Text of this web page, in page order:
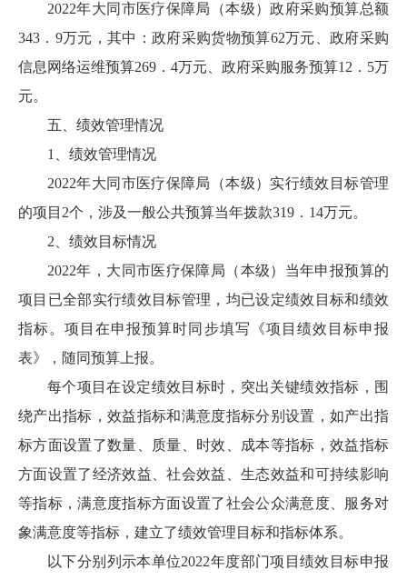
2022年大同市医疗保障局（本级）政府采购预算总额
343．9万元，其中：政府采购货物预算62万元、政府采购
信息网络运维预算269．4万元、政府采购服务预算12．5万
元。
五、绩效管理情况
1、绩效管理情况
2022年大同市医疗保障局（本级）实行绩效目标管理
的项目2个，涉及一般公共预算当年拨款319．14万元。
2、绩效目标情况
2022年，大同市医疗保障局（本级）当年申报预算的
项目已全部实行绩效目标管理，均已设定绩效目标和绩效
指标。项目在申报预算时同步填写《项目绩效目标申报
表》，随同预算上报。
每个项目在设定绩效目标时，突出关键绩效指标，围
绕产出指标，效益指标和满意度指标分别设置，如产出指
标方面设置了数量、质量、时效、成本等指标，效益指标
方面设置了经济效益、社会效益、生态效益和可持续影响
等指标，满意度指标方面设置了社会公众满意度、服务对
象满意度等指标，建立了绩效管理目标和指标体系。
以下分别列示本单位2022年度部门项目绩效目标申报